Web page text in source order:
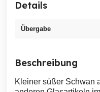
Details
Übergabe
Beschreibung
Kleiner süßer Schwan